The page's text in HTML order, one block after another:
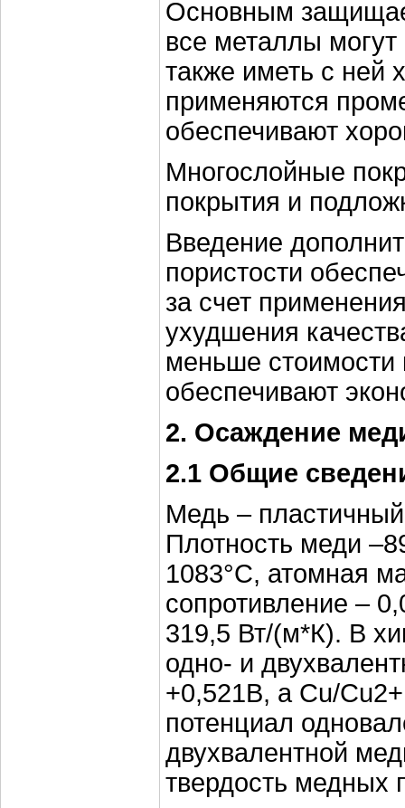
Основным
все металлы
также иметь с ней
применяются
обеспечивают
Многослойные
покрытия и
Введение
пористости
за счет
ухудшения
меньше стоимости
обеспечивают
2. Осаждение
2.1 Общие
Медь –
Плотность меди
1083°С, атомная
сопротивление –
319,5 Вт/(м*К). В
одно- и
+0,521В, а Cu/
потенциал
двухвалентной
твердость медных